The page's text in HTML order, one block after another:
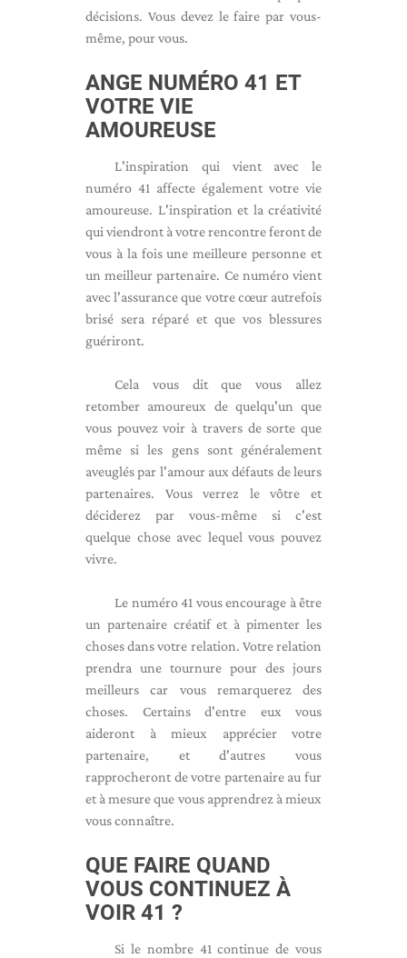
décisions. Vous devez le faire par vous-
même, pour vous.
ANGE NUMÉRO 41 ET
VOTRE VIE
AMOUREUSE
L'inspiration qui vient avec le
numéro 41 affecte également votre vie
amoureuse. L'inspiration et la créativité
qui viendront à votre rencontre feront de
vous à la fois une meilleure personne et
un meilleur partenaire. Ce numéro vient
avec l'assurance que votre cœur autrefois
brisé sera réparé et que vos blessures
guériront.
Cela vous dit que vous allez
retomber amoureux de quelqu'un que
vous pouvez voir à travers de sorte que
même si les gens sont généralement
aveuglés par l'amour aux défauts de leurs
partenaires. Vous verrez le vôtre et
déciderez par vous-même si c'est
quelque chose avec lequel vous pouvez
vivre.
Le numéro 41 vous encourage à être
un partenaire créatif et à pimenter les
choses dans votre relation. Votre relation
prendra une tournure pour des jours
meilleurs car vous remarquerez des
choses. Certains d'entre eux vous
aideront à mieux apprécier votre
partenaire, et d'autres vous
rapprocheront de votre partenaire au fur
et à mesure que vous apprendrez à mieux
vous connaître.
QUE FAIRE QUAND
VOUS CONTINUEZ À
VOIR 41 ?
Si le nombre 41 continue de vous